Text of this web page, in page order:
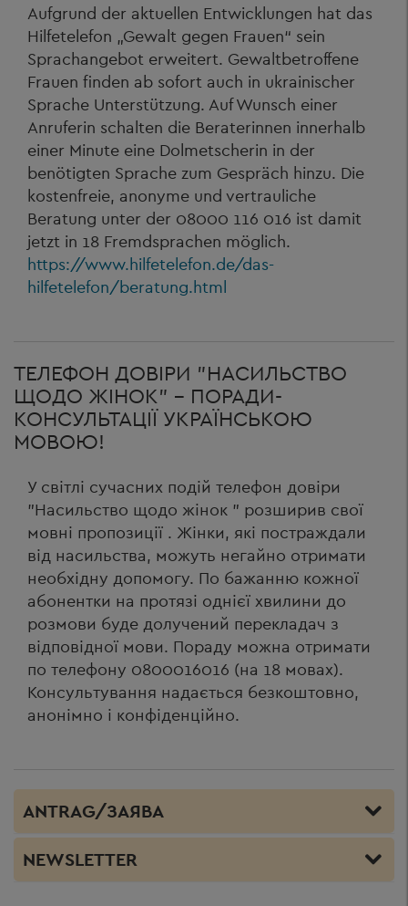
Aufgrund der aktuellen Entwicklungen hat das
Hilfetelefon „Gewalt gegen Frauen“ sein
Sprachangebot erweitert. Gewaltbetroffene
Frauen finden ab sofort auch in ukrainischer
Sprache Unterstützung. Auf Wunsch einer
Anruferin schalten die Beraterinnen innerhalb
einer Minute eine Dolmetscherin in der
benötigten Sprache zum Gespräch hinzu. Die
kostenfreie, anonyme und vertrauliche
Beratung unter der 08000 116 016 ist damit
jetzt in 18 Fremdsprachen möglich.
https://www.hilfetelefon.de/das-
hilfetelefon/beratung.html
ТЕЛЕФОН ДОВІРИ "НАСИЛЬСТВО
ЩОДО ЖІНОК" - ПОРАДИ-
КОНСУЛЬТАЦІЇ УКРАЇНСЬКОЮ
МОВОЮ!
У світлі сучасних подій телефон довіри
"Насильство щодо жінок " розширив свої
мовні пропозиції . Жінки, які постраждали
від насильства, можуть негайно отримати
необхідну допомогу. По бажанню кожної
абонентки на протязі однієї хвилини до
розмови буде долучений перекладач з
відповідної мови. Пораду можна отримати
по телефону 0800016016 (на 18 мовах).
Консультування надається безкоштовно,
анонімно і конфіденційно.
ANTRAG/ЗАЯВА
NEWSLETTER